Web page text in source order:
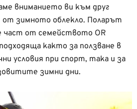
вниманието ви към друг
зимното облекло. Поларът
част от семейството ОR
както за ползване в
условия при спорт, така и за
зимни дни.